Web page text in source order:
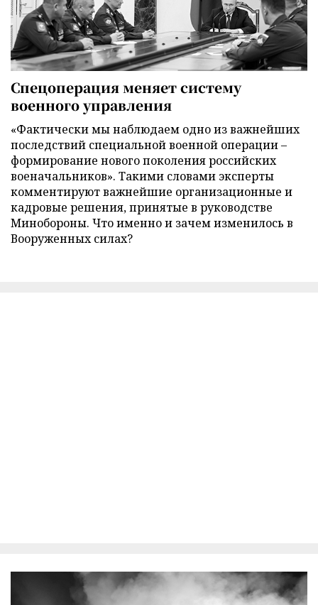
Спецоперация меняет систему
военного управления
«Фактически мы наблюдаем одно из важнейших
последствий специальной военной операции –
формирование нового поколения российских
военачальников». Такими словами эксперты
комментируют важнейшие организационные и
кадровые решения, принятые в руководстве
Минобороны. Что именно и зачем изменилось в
Вооруженных силах?